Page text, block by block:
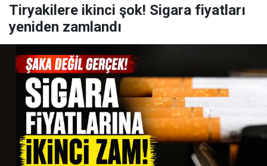
Tiryakilere ikinci şok! Sigara fiyatları
yeniden zamlandı